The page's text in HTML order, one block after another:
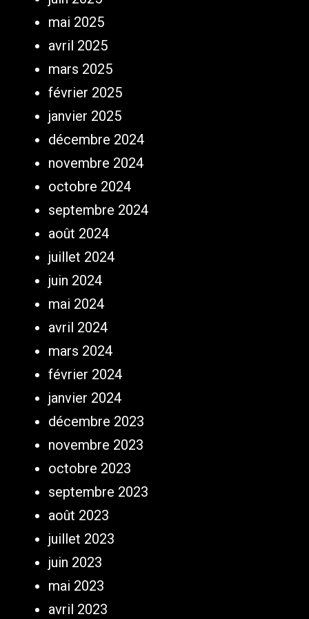
mai 2025
avril 2025
mars 2025
février 2025
janvier 2025
décembre 2024
novembre 2024
octobre 2024
septembre 2024
août 2024
juillet 2024
juin 2024
mai 2024
avril 2024
mars 2024
février 2024
janvier 2024
décembre 2023
novembre 2023
octobre 2023
septembre 2023
août 2023
juillet 2023
juin 2023
mai 2023
avril 2023